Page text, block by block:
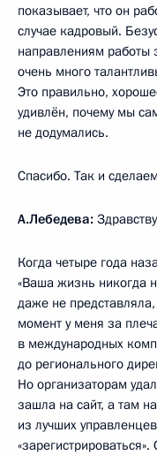
показывает, что он
случае кадровый.
направлениям работы
очень много
Это правильно,
удивлён, почему мы
не додумались.
Спасибо. Так и
А.Лебедева:
Когда четыре года
«Ваша жизнь никогда
даже не
момент у меня за
в международных
до регионального
Но организаторам
зашла на сайт, а там
из лучших